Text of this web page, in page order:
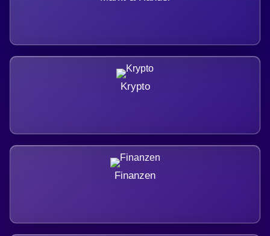
Krypto
Finanzen